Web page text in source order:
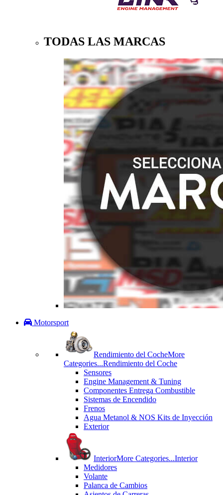
TODAS LAS MARCAS
Motorsport
Rendimiento del CocheMore
Categories...Rendimiento del Coche
Sensores
Engine Management & Tuning
Componentes Entrega Combustible
Sistemas de Encendido
Frenos
Agua Metanol & NOS Kits de Inyección
Exterior
InteriorMore Categories...Interior
Medidores
Volante
Palanca de Cambios